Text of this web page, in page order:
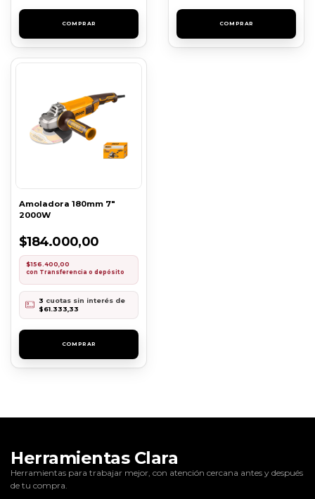
Amoladora 180mm 7"
2000W
$184.000,00
$156.400,00
con Transferencia o depósito
3 cuotas sin interés de
$61.333,33
Herramientas Clara
Herramientas para trabajar mejor, con atención cercana antes y después
de tu compra.